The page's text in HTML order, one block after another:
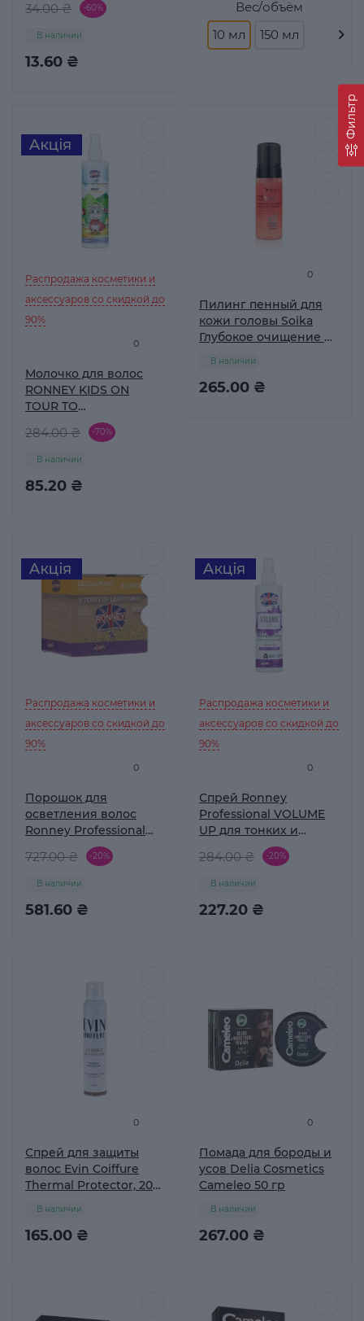
Фильтр
34.00 ₴ -60%
13.60 ₴
В наличии
Вес/объём
10 мл
150 мл
0
Распродажа косметики и
аксессуаров со скидкой до
90%
Молочко для волос
RONNEY KIDS ON
TOUR TO
SWITZERLAND, 300 мл
284.00 ₴ -70%
85.20 ₴
В наличии
0
Пилинг пенный для
кожи головы Soika
Глубокое очищение и
кислотой 150 мл
265.00 ₴
В наличии
0
Распродажа косметики и
аксессуаров со скидкой до
90%
Порошок для
осветления волос
Ronney Professional
BLONDIE 9 тонов 500 г
727.00 ₴ -20%
581.60 ₴
В наличии
0
Распродажа косметики и
аксессуаров со скидкой до
90%
Спрей Ronney
Professional VOLUME
UP для тонких и
ломких волос 285 мл
284.00 ₴ -20%
227.20 ₴
В наличии
0
Спрей для защиты
волос Evin Coiffure
Thermal Protector, 200
165.00 ₴
В наличии
0
Помада для бороды и
усов Delia Cosmetics
Cameleo 50 гр
267.00 ₴
В наличии